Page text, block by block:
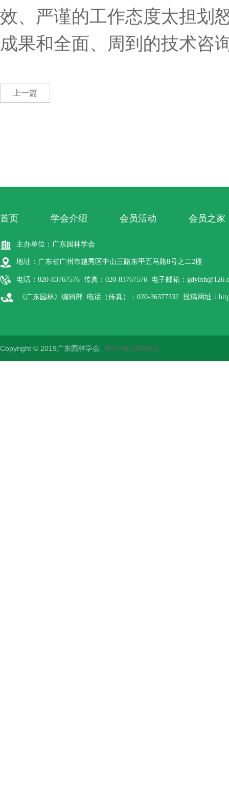
效、严谨的工作态度太担划
成果和全面、周到的技术咨
上一篇
首页 学会介绍 会员活动 会员之家
主办单位：广东园林学会
地址：广东省广州市越秀区中山三路东平五马路8号之二2楼
电话：020-83767576 传真：020-83767576 电子邮箱：
《广东园林》编辑部 电话（传真）：020-36377332 投稿网址：
Copyright © 2019广东园林学会. 粤ICP备1909682